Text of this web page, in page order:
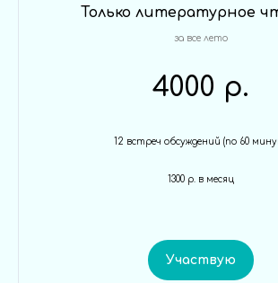
Только литературное
за все лето
4000 р.
12 встреч обсуждений (по 60
1300 р. в месяц
Участвую